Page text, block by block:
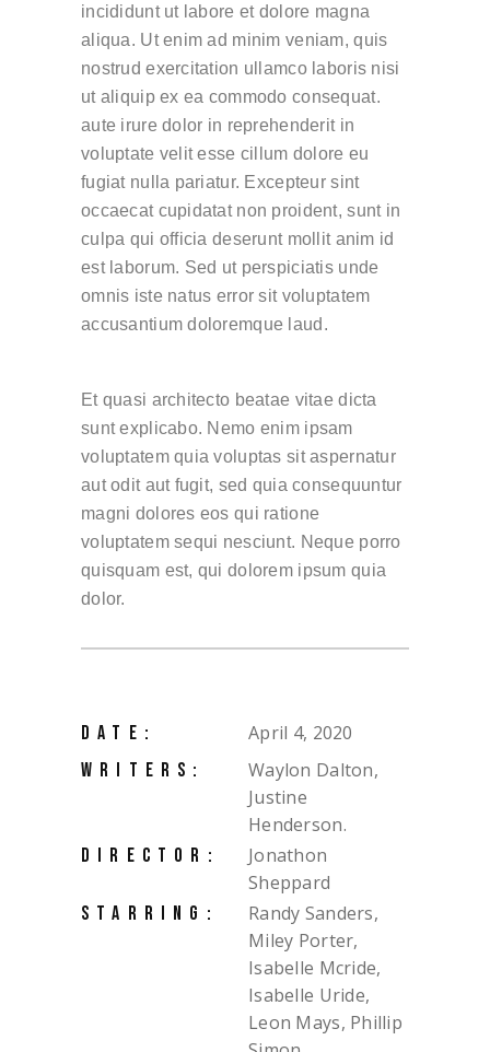
incididunt ut labore et dolore magna
aliqua. Ut enim ad minim veniam, quis
nostrud exercitation ullamco laboris nisi
ut aliquip ex ea commodo consequat.
aute irure dolor in reprehenderit in
voluptate velit esse cillum dolore eu
fugiat nulla pariatur. Excepteur sint
occaecat cupidatat non proident, sunt in
culpa qui officia deserunt mollit anim id
est laborum. Sed ut perspiciatis unde
omnis iste natus error sit voluptatem
accusantium doloremque laud.
Et quasi architecto beatae vitae dicta
sunt explicabo. Nemo enim ipsam
voluptatem quia voluptas sit aspernatur
aut odit aut fugit, sed quia consequuntur
magni dolores eos qui ratione
voluptatem sequi nesciunt. Neque porro
quisquam est, qui dolorem ipsum quia
dolor.
DATE: April 4, 2020
WRITERS:
Waylon Dalton,
Justine
Henderson.
DIRECTOR:
Jonathon
Sheppard
STARRING:
Randy Sanders,
Miley Porter,
Isabelle Mcride,
Isabelle Uride,
Leon Mays, Phillip